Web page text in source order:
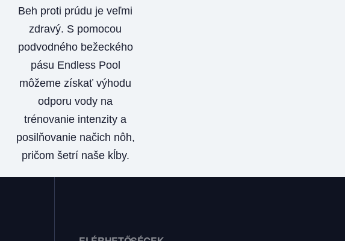
Beh proti prúdu je veľmi
zdravý. S pomocou
podvodného bežeckého
pásu Endless Pool
môžeme získať výhodu
odporu vody na
trénovanie intenzity a
posilňovanie načich nôh,
pričom šetrí naše kĺby.